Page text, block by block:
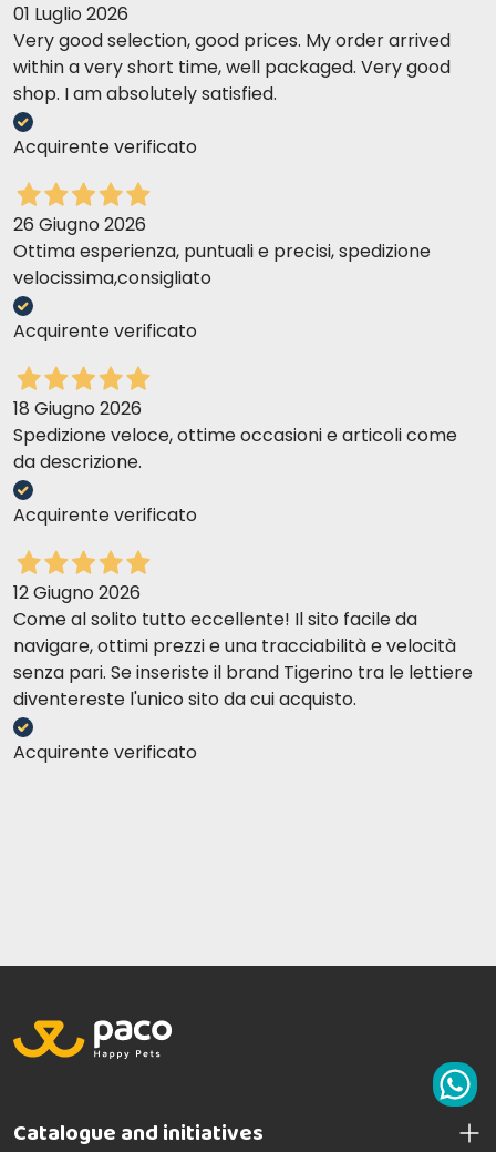
01 Luglio 2026
Very good selection, good prices. My order arrived
within a very short time, well packaged. Very good
shop. I am absolutely satisfied.
Acquirente verificato
26 Giugno 2026
Ottima esperienza, puntuali e precisi, spedizione
velocissima,consigliato
Acquirente verificato
18 Giugno 2026
Spedizione veloce, ottime occasioni e articoli come
da descrizione.
Acquirente verificato
12 Giugno 2026
Come al solito tutto eccellente! Il sito facile da
navigare, ottimi prezzi e una tracciabilità e velocità
senza pari. Se inseriste il brand Tigerino tra le lettiere
diventereste l'unico sito da cui acquisto.
Acquirente verificato
Catalogue and initiatives